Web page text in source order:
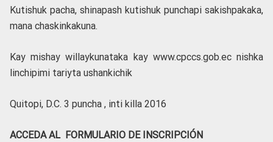
Kutishuk pacha, shinapash kutishuk punchapi sakishpakaka,
mana chaskinkakuna.
Kay mishay willaykunataka kay www.cpccs.gob.ec nishka
linchipimi tariyta ushankichik
Quitopi, D.C. 3 puncha , inti killa 2016
ACCEDA AL FORMULARIO DE INSCRIPCIÓN